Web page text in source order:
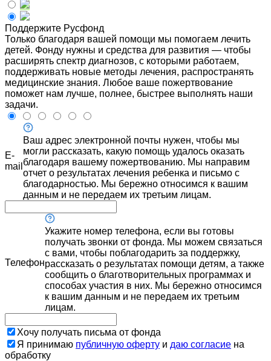
Поддержите Русфонд
Только благодаря вашей помощи мы помогаем лечить
детей. Фонду нужны и средства для развития — чтобы
расширять спектр диагнозов, с которыми работаем,
поддерживать новые методы лечения, распространять
медицинские знания. Любое ваше пожертвование
поможет нам лучше, полнее, быстрее выполнять наши
задачи.
E-
mail
Ваш адрес электронной почты нужен, чтобы мы
могли рассказать, какую помощь удалось оказать
благодаря вашему пожертвованию. Мы направим
отчет о результатах лечения ребенка и письмо с
благодарностью. Мы бережно относимся к вашим
данным и не передаем их третьим лицам.
Телефон
Укажите номер телефона, если вы готовы
получать звонки от фонда. Мы можем связаться
с вами, чтобы поблагодарить за поддержку,
рассказать о результатах помощи детям, а также
сообщить о благотворительных программах и
способах участия в них. Мы бережно относимся
к вашим данным и не передаем их третьим
лицам.
Хочу получать письма от фонда
Я принимаю публичную оферту и даю согласие на
обработку